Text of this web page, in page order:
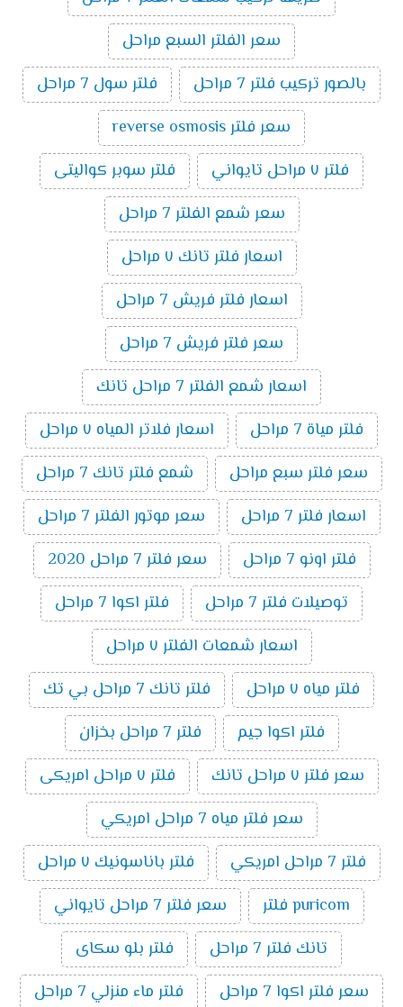
سعر الفلتر السبع مراحل
بالصور تركيب فلتر 7 مراحل
فلتر سول 7 مراحل
سعر فلتر reverse osmosis
فلتر ٧ مراحل تايواني
فلتر سوبر كواليتى
سعر شمع الفلتر 7 مراحل
اسعار فلتر تانك ٧ مراحل
اسعار فلتر فريش 7 مراحل
سعر فلتر فريش 7 مراحل
اسعار شمع الفلتر 7 مراحل تانك
فلتر مياة 7 مراحل
اسعار فلاتر المياه ٧ مراحل
سعر فلتر سبع مراحل
شمع فلتر تانك 7 مراحل
اسعار فلتر 7 مراحل
سعر موتور الفلتر 7 مراحل
فلتر اونو 7 مراحل
سعر فلتر 7 مراحل 2020
توصيلات فلتر 7 مراحل
فلتر اكوا 7 مراحل
اسعار شمعات الفلتر ٧ مراحل
فلتر مياه ٧ مراحل
فلتر تانك 7 مراحل بي تك
فلتر اكوا جيم
فلتر 7 مراحل بخزان
سعر فلتر ٧ مراحل تانك
فلتر ٧ مراحل امريكى
سعر فلتر مياه 7 مراحل امريكي
فلتر 7 مراحل امريكي
فلتر باناسونيك ٧ مراحل
puricom فلتر
سعر فلتر 7 مراحل تايواني
تانك فلتر 7 مراحل
فلتر بلو سكاى
سعر فلتر اكوا 7 مراحل
فلتر ماء منزلي 7 مراحل